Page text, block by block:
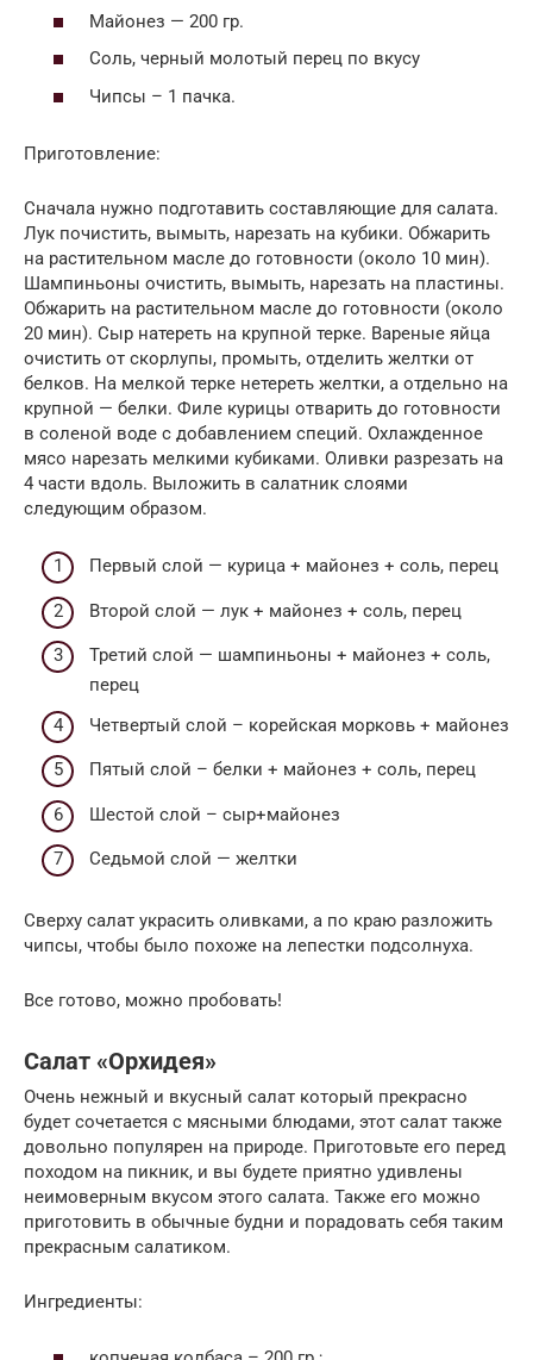
Майонез — 200 гр.
Соль, черный молотый перец по вкусу
Чипсы – 1 пачка.
Приготовление:
Сначала нужно подготавить составляющие для салата.
Лук почистить, вымыть, нарезать на кубики. Обжарить
на растительном масле до готовности (около 10 мин).
Шампиньоны очистить, вымыть, нарезать на пластины.
Обжарить на растительном масле до готовности (около
20 мин). Сыр натереть на крупной терке. Вареные яйца
очистить от скорлупы, промыть, отделить желтки от
белков. На мелкой терке нетереть желтки, а отдельно на
крупной — белки. Филе курицы отварить до готовности
в соленой воде с добавлением специй. Охлажденное
мясо нарезать мелкими кубиками. Оливки разрезать на
4 части вдоль. Выложить в салатник слоями
следующим образом.
Первый слой — курица + майонез + соль, перец
Второй слой — лук + майонез + соль, перец
Третий слой — шампиньоны + майонез + соль,
перец
Четвертый слой – корейская морковь + майонез
Пятый слой – белки + майонез + соль, перец
Шестой слой – сыр+майонез
Седьмой слой — желтки
Сверху салат украсить оливками, а по краю разложить
чипсы, чтобы было похоже на лепестки подсолнуха.
Все готово, можно пробовать!
Салат «Орхидея»
Очень нежный и вкусный салат который прекрасно
будет сочетается с мясными блюдами, этот салат также
довольно популярен на природе. Приготовьте его перед
походом на пикник, и вы будете приятно удивлены
неимоверным вкусом этого салата. Также его можно
приготовить в обычные будни и порадовать себя таким
прекрасным салатиком.
Ингредиенты: